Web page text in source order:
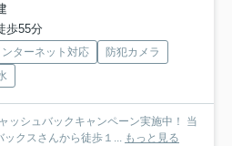
歩55分
ンターネット対応
防犯カメラ
ッシュバックキャンペーン実施中！ 当
クスさんから徒歩１... もっと見る